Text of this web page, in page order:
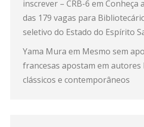
inscrever – CRB-6 em Conheça
das 179 vagas para
seletivo do Estado do Espírito
Yama Mura em Mesmo sem
francesas apostam em
clássicos e contemporâneos